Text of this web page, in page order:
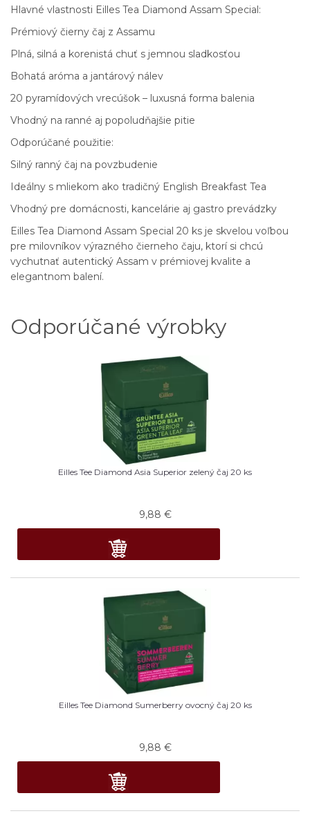
Hlavné vlastnosti Eilles Tea Diamond Assam Special:
Prémiový čierny čaj z Assamu
Plná, silná a korenistá chuť s jemnou sladkosťou
Bohatá aróma a jantárový nálev
20 pyramídových vrecúšok – luxusná forma balenia
Vhodný na ranné aj popoludňajšie pitie
Odporúčané použitie:
Silný ranný čaj na povzbudenie
Ideálny s mliekom ako tradičný English Breakfast Tea
Vhodný pre domácnosti, kancelárie aj gastro prevádzky
Eilles Tea Diamond Assam Special 20 ks je skvelou voľbou
pre milovníkov výrazného čierneho čaju, ktorí si chcú
vychutnať autentický Assam v prémiovej kvalite a
elegantnom balení.
Odporúčané výrobky
Eilles Tee Diamond Asia Superior zelený čaj 20 ks
9,88 €
Eilles Tee Diamond Sumerberry ovocný čaj 20 ks
9,88 €